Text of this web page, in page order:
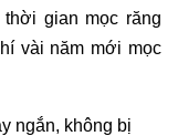
gian mọc răng
vài năm mới mọc
ngắn, không bị